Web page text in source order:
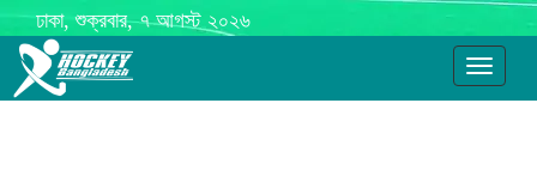
ঢাকা, শুক্রবার, ৭ আগস্ট ২০২৬
Toggle